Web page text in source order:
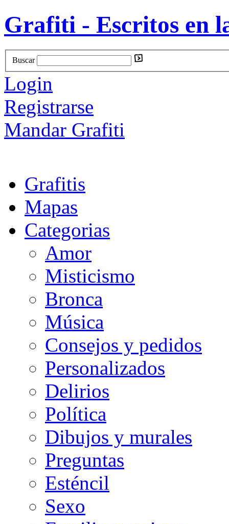
Grafiti - Escritos en
Buscar
Login
Registrarse
Mandar Grafiti
Grafitis
Mapas
Categorias
Amor
Misticismo
Bronca
Música
Consejos y pedidos
Personalizados
Delirios
Política
Dibujos y murales
Preguntas
Esténcil
Sexo